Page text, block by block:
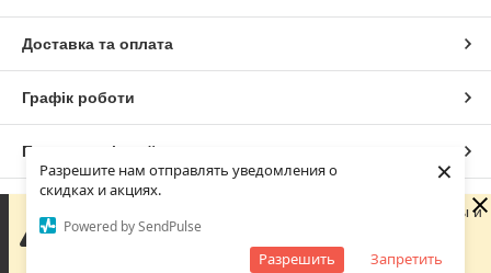
Разрешите нам отправлять уведомления о
скидках и акциях.
Powered by SendPulse
Запретить
Разрешить
×
Доставка та оплата
Графік роботи
Повна версія сайту
Сейчас компания не может быстро обрабатывать заказы и
сообщения, поскольку по ее графику работы сегодня
выходной. Ваша заявка будет обработана в ближайший